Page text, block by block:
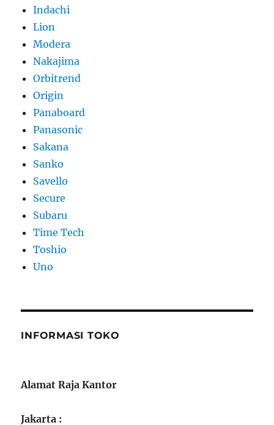
Indachi
Lion
Modera
Nakajima
Orbitrend
Origin
Panaboard
Panasonic
Sakana
Sanko
Savello
Secure
Subaru
Time Tech
Toshio
Uno
INFORMASI TOKO
Alamat Raja Kantor
Jakarta :